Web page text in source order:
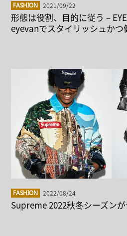
FASHION 2021/09/22
形態は役割、目的に従う –
eyevanでスタイリッシュか
FASHION 2022/08/24
Supreme 2022秋冬シーズン